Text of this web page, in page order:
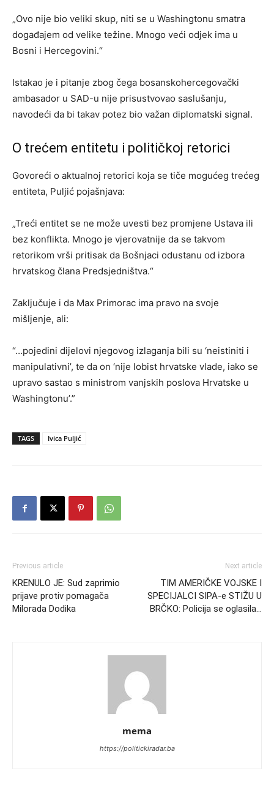
„Ovo nije bio veliki skup, niti se u Washingtonu smatra
događajem od velike težine. Mnogo veći odjek ima u
Bosni i Hercegovini.“
Istakao je i pitanje zbog čega bosanskohercegovački
ambasador u SAD-u nije prisustvovao saslušanju,
navodeći da bi takav potez bio važan diplomatski signal.
O trećem entitetu i političkoj retorici
Govoreći o aktualnoj retorici koja se tiče mogućeg trećeg
entiteta, Puljić pojašnjava:
„Treći entitet se ne može uvesti bez promjene Ustava ili
bez konflikta. Mnogo je vjerovatnije da se takvom
retorikom vrši pritisak da Bošnjaci odustanu od izbora
hrvatskog člana Predsjedništva.“
Zaključuje i da Max Primorac ima pravo na svoje
mišljenje, ali:
“…pojedini dijelovi njegovog izlaganja bili su ‘neistiniti i
manipulativni’, te da on ‘nije lobist hrvatske vlade, iako se
upravo sastao s ministrom vanjskih poslova Hrvatske u
Washingtonu’.”
TAGS Ivica Puljić
Previous article
KRENULO JE: Sud zaprimio
prijave protiv pomagača
Milorada Dodika
Next article
TIM AMERIČKE VOJSKE I
SPECIJALCI SIPA-e STIŽU U
BRČKO: Policija se oglasila…
mema
https://politickiradar.ba